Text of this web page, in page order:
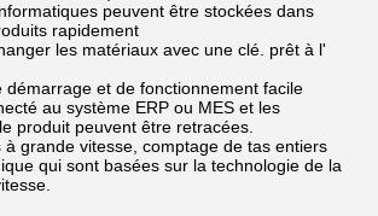
peuvent être stockées dans
rapidement
les matériaux avec une clé. prêt à l'
démarrage et de fonctionnement facile
au système ERP ou MES et les
produit peuvent être retracées.
grande vitesse, comptage de tas entiers
qui sont basées sur la technologie de la